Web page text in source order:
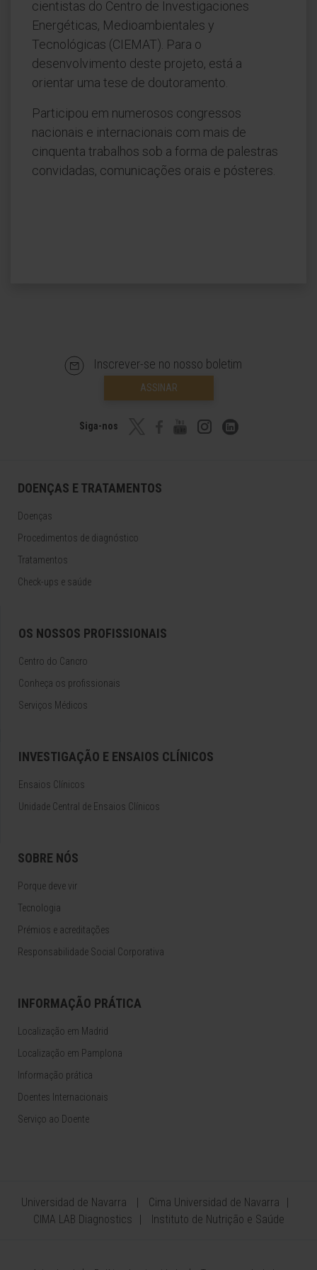
cientistas do Centro de Investigaciones
Energéticas, Medioambientales y
Tecnológicas (CIEMAT). Para o
desenvolvimento deste projeto, está a
orientar uma tese de doutoramento.
Participou em numerosos congressos
nacionais e internacionais com mais de
cinquenta trabalhos sob a forma de palestras
convidadas, comunicações orais e pósteres.
Inscrever-se no nosso boletim
ASSINAR
Siga-nos
DOENÇAS E TRATAMENTOS
Doenças
Procedimentos de diagnóstico
Tratamentos
Check-ups e saúde
OS NOSSOS PROFISSIONAIS
Centro do Cancro
Conheça os profissionais
Serviços Médicos
INVESTIGAÇÃO E ENSAIOS CLÍNICOS
Ensaios Clínicos
Unidade Central de Ensaios Clínicos
SOBRE NÓS
Porque deve vir
Tecnologia
Prémios e acreditações
Responsabilidade Social Corporativa
INFORMAÇÃO PRÁTICA
Localização em Madrid
Localização em Pamplona
Informação prática
Doentes Internacionais
Serviço ao Doente
Universidad de Navarra
Cima Universidad de Navarra
CIMA LAB Diagnostics
Instituto de Nutrição e Saúde